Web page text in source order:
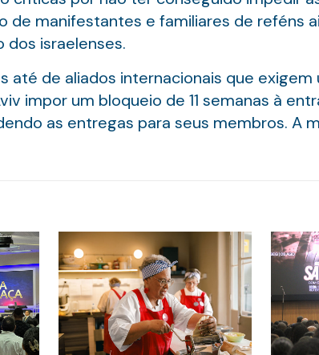
manifestantes e familiares de reféns
dos israelenses.
de aliados internacionais que
impor um bloqueio de 11 semanas à
as entregas para seus membros. A